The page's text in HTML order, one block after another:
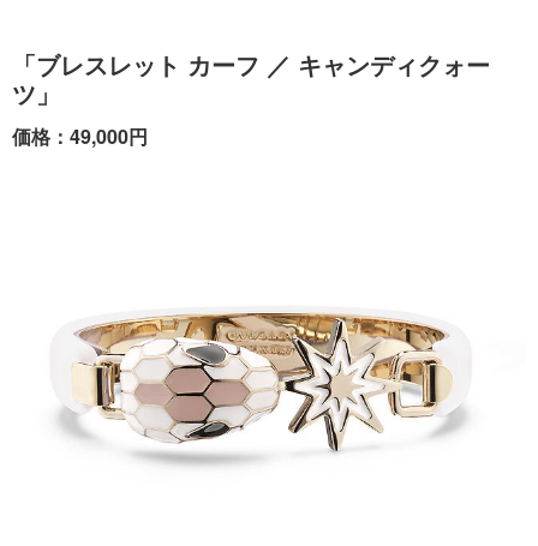
「ブレスレット カーフ ／ キャンディクォー
ツ」
価格：49,000円